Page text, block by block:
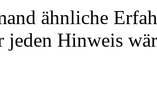
ähnliche
jeden Hinweis